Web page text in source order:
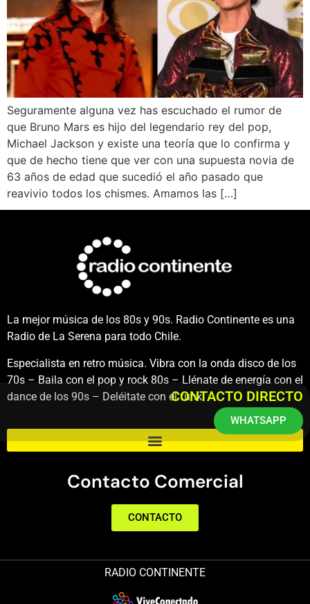
Seguramente alguna vez has escuchado el rumor de
que Bruno Mars es hijo del legendario rey del pop,
Michael Jackson y existe una teoría que lo confirma y
que de hecho tiene que ver con una supuesta novia de
63 años de edad que sucedió el año pasado que
reavivio todos los chismes. Amamos las […]
La mejor música de los 80s y 90s. Radio Continente es una
Radio de La Serena para todo Chile.
Especialista en retro música. Vibra con la onda disco de los
70s – Baila con el pop y rock 80s – Llénate de energía con el
dance de los 90s – Deléitate con el funk.
Contacto Comercial
CONTACTO
RADIO CONTINENTE
CONTACTO DIRECTO
WHATSAPP